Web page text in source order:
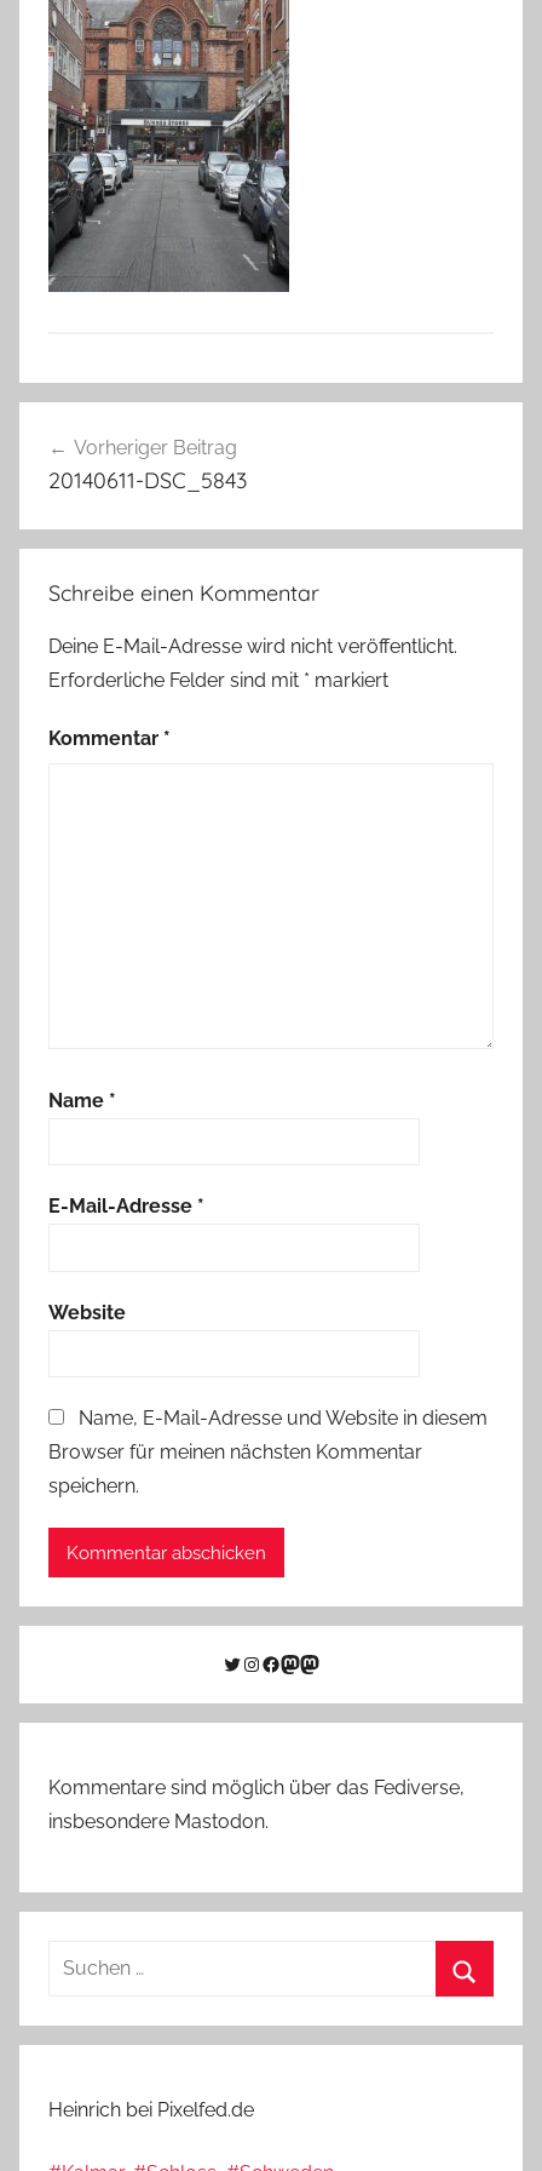
Vorheriger Beitrag
20140611-DSC_5843
Schreibe einen Kommentar
Deine E-Mail-Adresse wird nicht veröffentlicht.
Erforderliche Felder sind mit * markiert
Kommentar *
Name *
E-Mail-Adresse *
Website
Name, E-Mail-Adresse und Website in diesem
Browser für meinen nächsten Kommentar
speichern.
Twitter
Instagram
Facebook
Link zu Mastodon
Mastodon
Kommentare sind möglich über das Fediverse,
insbesondere Mastodon.
Suchen
Heinrich bei Pixelfed.de